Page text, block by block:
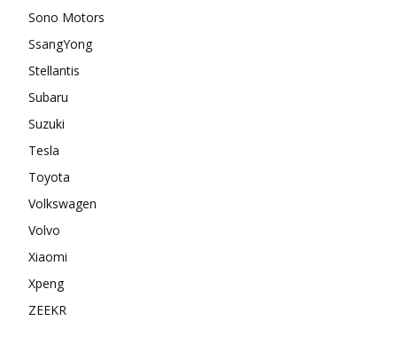
Sono Motors
SsangYong
Stellantis
Subaru
Suzuki
Tesla
Toyota
Volkswagen
Volvo
Xiaomi
Xpeng
ZEEKR